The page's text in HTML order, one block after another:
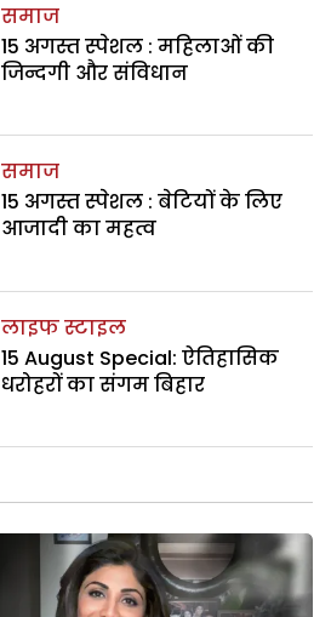
समाज
15 अगस्त स्पेशल : महिलाओं की
जिन्दगी और संविधान
समाज
15 अगस्त स्पेशल : बेटियों के लिए
आजादी का महत्व
लाइफ स्टाइल
15 August Special: ऐतिहासिक
धरोहरों का संगम बिहार